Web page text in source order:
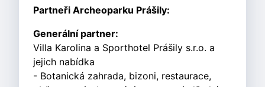
Partneři Archeoparku Prášily:
Generální partner:
Villa Karolina a Sporthotel Prášily s.r.o. a
jejich nabídka
- Botanická zahrada, bizoni, restaurace,